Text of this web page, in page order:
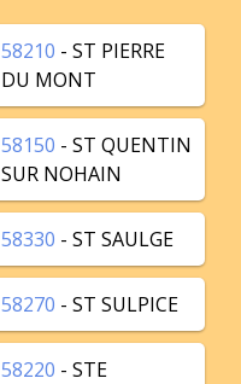
58210 - ST PIERRE
DU MONT
58150 - ST QUENTIN
SUR NOHAIN
58330 - ST SAULGE
58270 - ST SULPICE
58220 - STE